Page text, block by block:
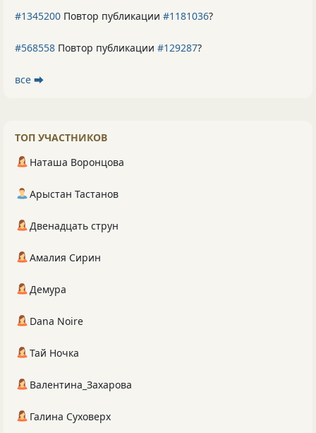
#1345200 Повтор публикации #1181036?
#568558 Повтор публикации #129287?
все ⮕
ТОП УЧАСТНИКОВ
Наташа Воронцова
Арыстан Тастанов
Двенадцать струн
Амалия Сирин
Демура
Dana Noire
Тай Ночка
Валентина_Захарова
Галина Суховерх